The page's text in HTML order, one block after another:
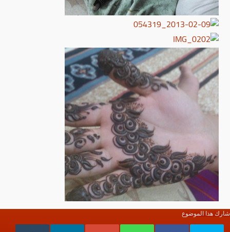
شارك هذا الموضوع